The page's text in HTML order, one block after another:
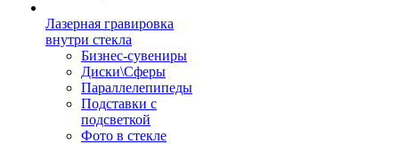
Лазерная гравировка
внутри стекла
Бизнес-сувениры
Диски\Сферы
Параллелепипеды
Подставки с
подсветкой
Фото в стекле